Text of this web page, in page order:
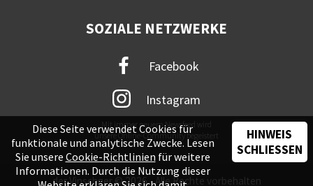
SOZIALE NETZWERKE
Facebook
Instagram
Mit immer neuem Newsfeed wird
unsere Online-Community begeistert
der Vinschger © 2026 - Alle Rechte vorbehalten
Diese Seite verwendet Cookies für
funktionale und analytische Zwecke. Lesen
Sie unsere Cookie-Richtlinien für weitere
Informationen. Durch die Nutzung dieser
HINWEIS
SCHLIESSEN